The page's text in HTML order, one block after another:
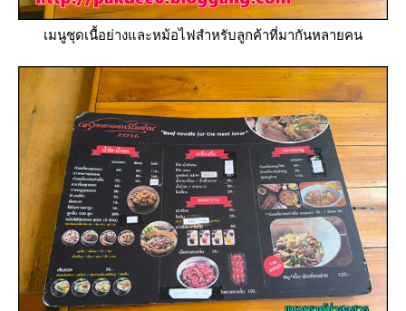
เมนูชุดเนื้อย่างและหม้อไฟสำหรับลูกค้าที่มากันหลายคน